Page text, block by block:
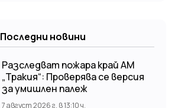
Последни новини
Разследват пожара край АМ
„Тракия“: Проверява се версия
за умишлен палеж
7 август 2026 г. в 13:10 ч.